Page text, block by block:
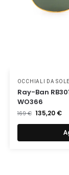
OCCHIALI DA SOLE
Ray-Ban
WO366
169€ 135,20 €